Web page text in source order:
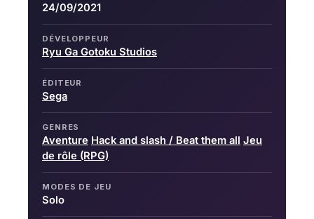
24/09/2021
DÉVELOPPEUR
Ryu Ga Gotoku Studios
ÉDITEUR
Sega
GENRES
Aventure Hack and slash / Beat them all Jeu
de rôle (RPG)
MODES DE JEU
Solo